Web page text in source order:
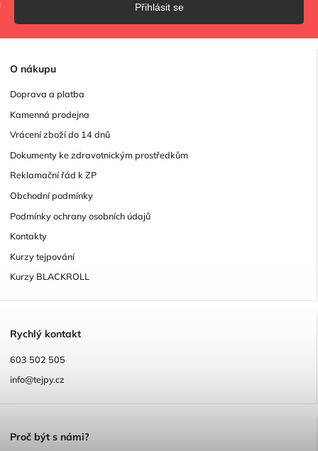
O nákupu
Doprava a platba
Kamenná prodejna
Vrácení zboží do 14 dnů
Dokumenty ke zdravotnickým prostředkům
Reklamační řád k ZP
Obchodní podmínky
Podmínky ochrany osobních údajů
Kontakty
Kurzy tejpování
Kurzy BLACKROLL
Rychlý kontakt
603 502 505
info@tejpy.cz
Proč být s námi?
Přihlásit se